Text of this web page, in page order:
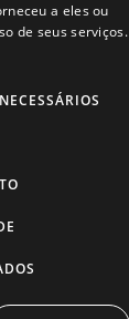
a eles ou
de seus serviços.